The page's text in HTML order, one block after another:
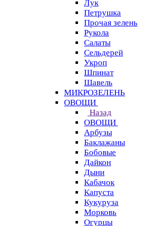
Лук
Петрушка
Прочая зелень
Рукола
Салаты
Сельдерей
Укроп
Шпинат
Щавель
МИКРОЗЕЛЕНЬ
ОВОЩИ
Назад
ОВОЩИ
Арбузы
Баклажаны
Бобовые
Дайкон
Дыни
Кабачок
Капуста
Кукуруза
Морковь
Огурцы